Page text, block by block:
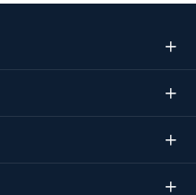



